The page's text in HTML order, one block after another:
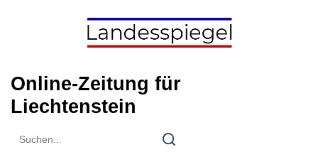
Online-Zeitung für
Liechtenstein
Search
Search